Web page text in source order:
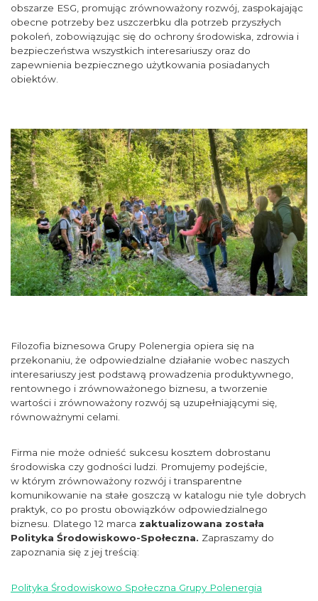
obszarze ESG, promując zrównoważony rozwój, zaspokajając
obecne potrzeby bez uszczerbku dla potrzeb przyszłych
pokoleń, zobowiązując się do ochrony środowiska, zdrowia i
bezpieczeństwa wszystkich interesariuszy oraz do
zapewnienia bezpiecznego użytkowania posiadanych
obiektów.
Filozofia biznesowa Grupy Polenergia opiera się na
przekonaniu, że odpowiedzialne działanie wobec naszych
interesariuszy jest podstawą prowadzenia produktywnego,
rentownego i zrównoważonego biznesu, a tworzenie
wartości i zrównoważony rozwój są uzupełniającymi się,
równoważnymi celami.
Firma nie może odnieść sukcesu kosztem dobrostanu
środowiska czy godności ludzi. Promujemy podejście,
w którym zrównoważony rozwój i transparentne
komunikowanie na stałe goszczą w katalogu nie tyle dobrych
praktyk, co po prostu obowiązków odpowiedzialnego
biznesu. Dlatego 12 marca zaktualizowana została
Polityka Środowiskowo-Społeczna. Zapraszamy do
zapoznania się z jej treścią:
Polityka Środowiskowo Społeczna Grupy Polenergia